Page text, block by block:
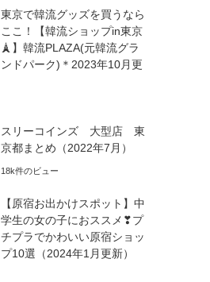
東京で韓流グッズを買うなら
ここ！【韓流ショップin東京
🗼】韓流PLAZA(元韓流グラ
ンドパーク)＊2023年10月更
スリーコインズ 大型店 東
京都まとめ（2022年7月）
18k件のビュー
【原宿お出かけスポット】中
学生の女の子におススメ❣プ
チプラでかわいい原宿ショッ
プ10選（2024年1月更新）